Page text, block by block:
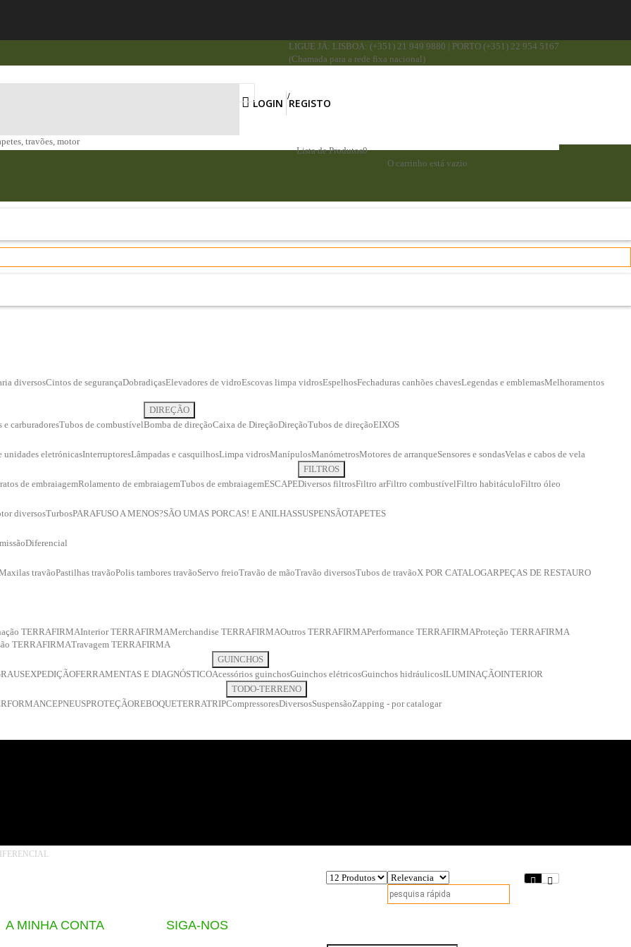
LIGUE JÁ: LISBOA: (+351) 21 949 9880 | PORTO (+351) 22 954 5167
(Chamada para a rede fixa nacional)
travões, motor
LOGIN REGISTO
Lista de Produtos0
O carrinho está vazio
diversosCintos de segurançaDobradiçasElevadores de vidroEscovas limpa vidrosEspelhosFechaduras canhões chavesLegendas e emblemasMelhoramentos
e carburadoresTubos de combustível
DIREÇÃO
Bomba de direçãoCaixa de DireçãoDireçãoTubos de direçãoEIXOS
unidades eletrónicasInterruptoresLâmpadas e casquilhosLimpa vidrosManípulosManómetrosMotores de arranqueSensores e sondasVelas e cabos de vela
de embraiagemRolamento de embraiagemTubos de embraiagemESCAPE
FILTROS
Diversos filtrosFiltro arFiltro combustívelFiltro habitáculoFiltro óleo
diversosTurbosPARAFUSO A MENOS?SÃO UMAS PORCAS! E ANILHASSUSPENSÃOTAPETES
Diferencial
travãoPastilhas travãoPolis tambores travãoServo freioTravão de mãoTravão diversosTubos de travãoX POR CATALOGARPEÇAS DE RESTAURO
TERRAFIRMAInterior TERRAFIRMAMerchandise TERRAFIRMAOutros TERRAFIRMAPerformance TERRAFIRMAProteção TERRAFIRMA
TERRAFIRMATravagem TERRAFIRMA
EXPEDIÇÃOFERRAMENTAS E DIAGNÓSTICO
GUINCHOS
Acessórios guinchosGuinchos elétricosGuinchos hidráulicosILUMINAÇÃOINTERIOR
PNEUSPROTEÇÃOREBOQUETERRATRIP
TODO-TERRENO
CompressoresDiversosSuspensãoZapping - por catalogar
A MINHA CONTA SIGA-NOS